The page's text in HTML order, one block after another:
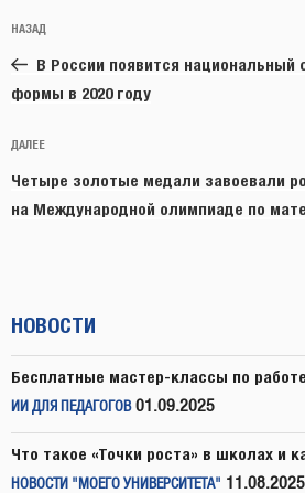
по
записям
Предыдущая
запись:
НАЗАД
В России появится национальный
формы в 2020 году
Следующая
запись
ДАЛЕЕ
Четыре золотые медали завоевали
на Международной олимпиаде по
НОВОСТИ
Бесплатные мастер-классы по
ИИ ДЛЯ ПЕДАГОГОВ 01.09.2025
Что такое «Точки роста» в школах и
НОВОСТИ "МОЕГО УНИВЕРСИТЕТА" 11.08.2025